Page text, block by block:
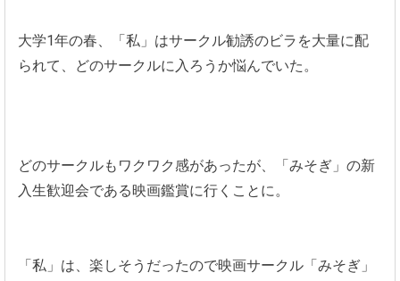
大学1年の春、「私」はサークル勧誘のビラを大量に配
られて、どのサークルに入ろうか悩んでいた。
どのサークルもワクワク感があったが、「みそぎ」の新
入生歓迎会である映画鑑賞に行くことに。
「私」は、楽しそうだったので映画サークル「みそぎ」